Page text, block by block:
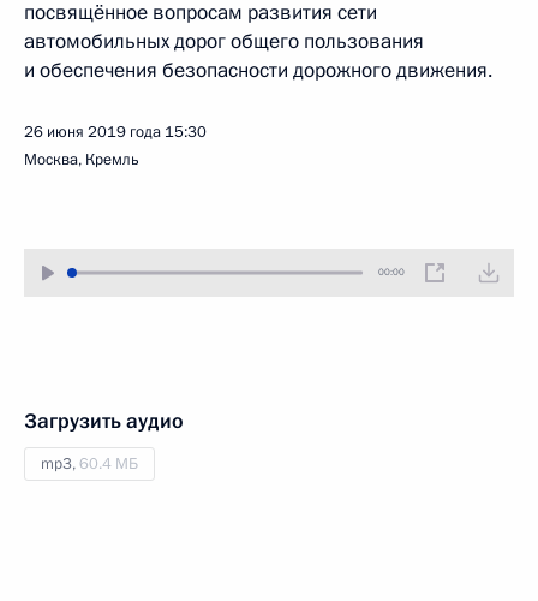
посвящённое вопросам развития сети
автомобильных дорог общего пользования
и обеспечения безопасности дорожного движения.
26 июня 2019 года 15:30
Москва, Кремль
00:00
Загрузить аудио
mp3,60.4 МБ